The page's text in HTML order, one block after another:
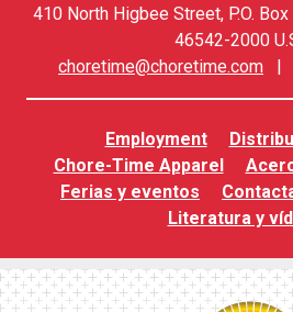
410 North Higbee Street, P.O.
46542-2000
choretime@choretime.com
Employment
Chore-Time Apparel
Ferias y eventos
Literatura y